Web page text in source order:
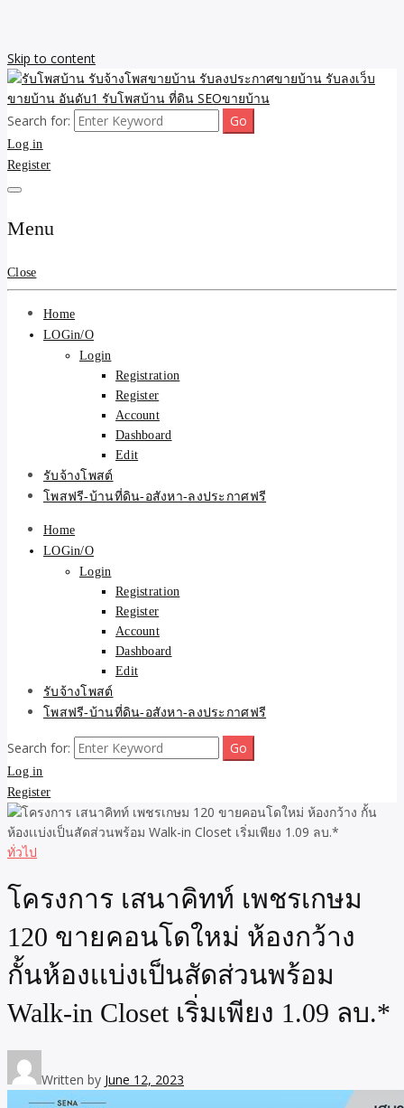
Skip to content
รับโพสบ้าน รับจ้างโพสขาย
บ้าน รับลงประกาศขายบ้าน
รับลงเว็บขายบ้าน อันดับ1
รับโพสบ้าน ที่ดิน SEOขาย
บ้าน
รับจ้างโพสขายบ้าน รับลงเว็บขายบ้าน รับโพสบ้าน รับลงประกาศขาย
บ้าน โพสบ้าน ขายที่ดิน SEO อสังหา ราคาถูก รับลงขายบ้าน
Search for:
Log in
Register
Menu
Close
Home
LOGin/O
Login
Registration
Register
Account
Dashboard
Edit
รับจ้างโพสต์
โพสฟรี-บ้านที่ดิน-อสังหา-ลงประกาศฟรี
Home
LOGin/O
Login
Registration
Register
Account
Dashboard
Edit
รับจ้างโพสต์
โพสฟรี-บ้านที่ดิน-อสังหา-ลงประกาศฟรี
Search for:
Log in
Register
ทั่วไป
โครงการ เสนาคิทท์ เพชรเกษม
120 ขายคอนโดใหม่ ห้องกว้าง
กั้นห้องเเบ่งเป็นสัดส่วนพร้อม
Walk-in Closet เริ่มเพียง 1.09 ลบ.*
Written by June 12, 2023